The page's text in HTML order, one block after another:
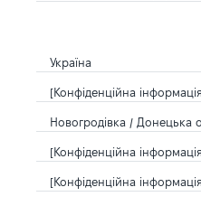
Україна
[Конфіденційна
Новогродівка / Донецька
[Конфіденційна
[Конфіденційна